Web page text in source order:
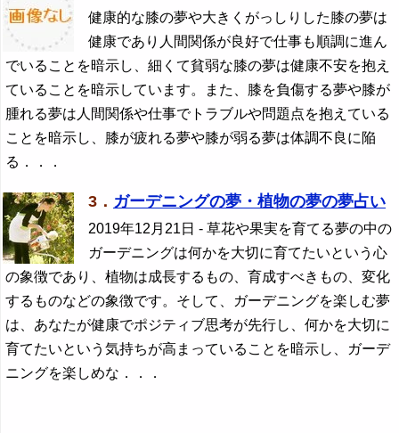
健康的な膝の夢や大きくがっしりした膝の夢は
健康であり人間関係が良好で仕事も順調に進ん
でいることを暗示し、細くて貧弱な膝の夢は健康不安を抱え
ていることを暗示しています。また、膝を負傷する夢や膝が
腫れる夢は人間関係や仕事でトラブルや問題点を抱えている
ことを暗示し、膝が疲れる夢や膝が弱る夢は体調不良に陥
る．．．
3． ガーデニングの夢・植物の夢の夢占い
2019年12月21日 - 草花や果実を育てる夢の中の
ガーデニングは何かを大切に育てたいという心
の象徴であり、植物は成長するもの、育成すべきもの、変化
するものなどの象徴です。そして、ガーデニングを楽しむ夢
は、あなたが健康でポジティブ思考が先行し、何かを大切に
育てたいという気持ちが高まっていることを暗示し、ガーデ
ニングを楽しめな．．．